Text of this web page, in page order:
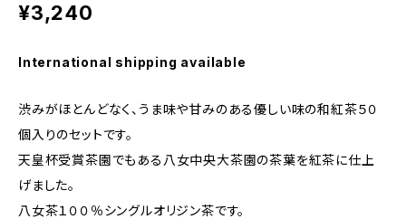
¥3,240
International shipping available
渋みがほとんどなく、うま味や甘みのある優しい味の和紅茶５０
個入りのセットです。
天皇杯受賞茶園でもある八女中央大茶園の茶葉を紅茶に仕上
げました。
八女茶１００％シングルオリジン茶です。